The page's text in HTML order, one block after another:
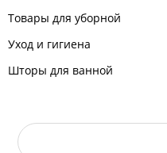
Товары для уборной
Уход и гигиена
Шторы для ванной